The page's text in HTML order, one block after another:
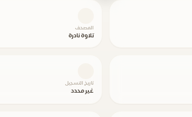
المصحف
تلاوة نادرة
تاريخ التسجيل
غير محدد